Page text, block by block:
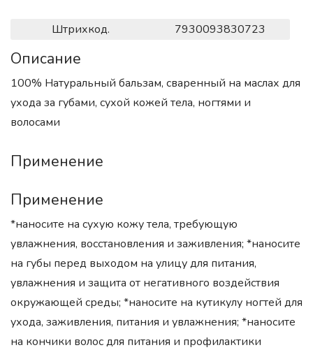
Штрихкод. 7930093830723
Описание
100% Натуральный бальзам, сваренный на маслах для
ухода за губами, сухой кожей тела, ногтями и
волосами
Применение
Применение
*наносите на сухую кожу тела, требующую
увлажнения, восстановления и заживления; *наносите
на губы перед выходом на улицу для питания,
увлажнения и защита от негативного воздействия
окружающей среды; *наносите на кутикулу ногтей для
ухода, заживления, питания и увлажнения; *наносите
на кончики волос для питания и профилактики